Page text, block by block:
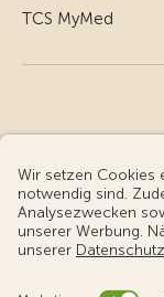
TCS MyMed